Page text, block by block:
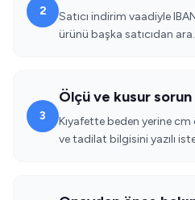
2
Satıcı indirim vaadiyle
ürünü başka satıcıdan ara.
3
Ölçü ve kusur sorun
Kıyafette beden yerine
ve tadilat bilgisini yazılı